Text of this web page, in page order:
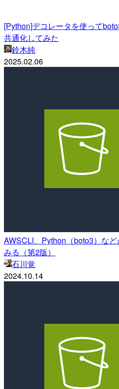
[Python]デコレータを使って
共通化してみた
鈴木純
2025.02.06
AWSCLI、Python（boto3）な
みる（第2版）
石川覚
2024.10.14